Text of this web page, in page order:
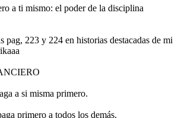
a ti mismo: el poder de la disciplina
pag, 223 y 224 en historias destacadas de mi
a si misma primero.
primero a todos los demás.